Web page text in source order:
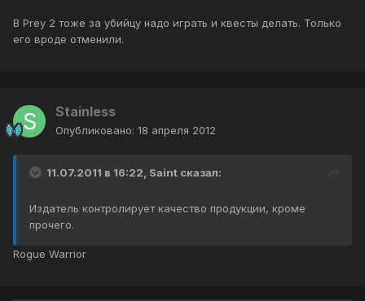
В Prey 2 тоже за убийцу надо играть и квесты делать. Только
его вроде отменили.
Stainless
Опубликовано: 18 апреля 2012
11.07.2011 в 16:22, Saint сказал:
Издатель контролирует качество продукции, кроме
прочего.
Rogue Warrior